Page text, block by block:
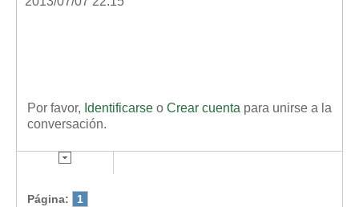
Por favor, Identificarse o Crear cuenta para unirse a la
conversación.
Página: 1